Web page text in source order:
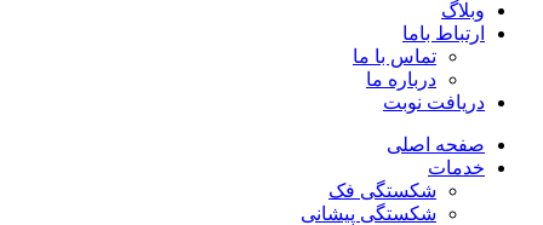
وبلاگ
ارتباط باما
تماس با ما
درباره ما
دریافت نوبت
صفحه اصلی
خدمات
شکستگی فک
شکستگی پیشانی